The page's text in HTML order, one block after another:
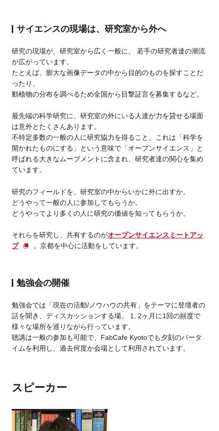
サイエンスの現場は、研究室から外へ
研究の現場が、研究室から広く一般に。 若手の研究者達の潮流
が広がっています。
たとえば、膨大な画像データの中から目的のものを探すことだ
ったり、
動植物の分布を調べるため全国から目撃証言を募集するなど。
最先端の科学研究に、研究室の外にいる人達が力を貸せる場面
は意外とたくさんあります。
不特定多数の一般の人に研究協力を得ること、これは「科学を
開かれたものにする」という意味で「オープンサイエンス」と
呼ばれる大きなムーブメントに含まれ、研究者達の関心を集め
ています。
研究のフィールドを、研究室の中からいかに外に出すか。
どうやって一般の人に参加してもらうか。
どうやってより多くの人に研究の価値を知ってもらうか。
それらを研究し、共有するのがオープンサイエンスミートアッ
プ
。京都を中心に活動をしています。
勉強会の開催
勉強会では「現在の活動/ノウハウの共有」をテーマに登壇者の
話を聞き、ディスカッションする場。 1, 2ヶ月に1回の頻度で
様々な場所を巡りながら行っています。
聴講は一般の参加も可能で、FabCafe Kyotoでも夕刻のバータ
イムを利用し、過去何度か会場として利用されています。
スピーカー